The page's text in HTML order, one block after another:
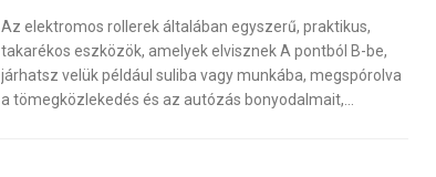
Az elektromos rollerek általában egyszerű, praktikus,
takarékos eszközök, amelyek elvisznek A pontból B-be,
járhatsz velük például suliba vagy munkába, megspórolva
a tömegközlekedés és az autózás bonyodalmait,…